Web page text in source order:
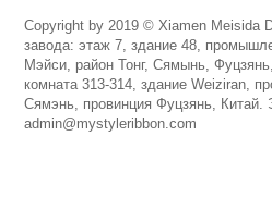
Copyright by 2019 © Xiamen Meisida
завода: этаж 7, здание 48,
Мэйси, район Тонг, Сямынь,
комната 313-314, здание Weiziran,
Сямэнь, провинция Фуцзянь, Китай.
admin@mystyleribbon.com